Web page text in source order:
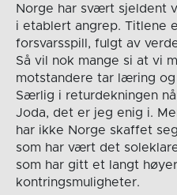
Norge har svært sjeldent
i etablert angrep. Titlene
forsvarsspill, fulgt av
Så vil nok mange si at vi
motstandere tar læring
Særlig i returdekningen
Joda, det er jeg enig i.
har ikke Norge skaffet
som har vært det
som har gitt et langt
kontringsmuligheter.